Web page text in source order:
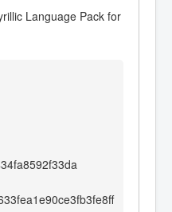
Language Pack for